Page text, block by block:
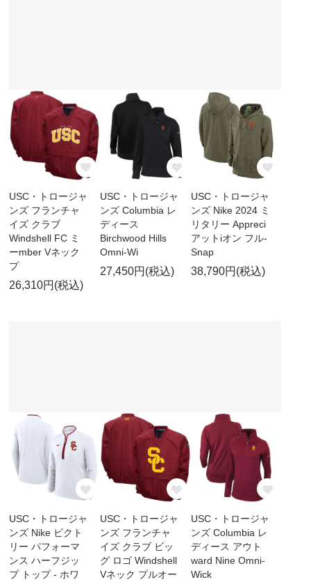
USC・トロージャ
ンズ フランチャ
イズ クラブ
Windshell FC ミ
ーmber Vネック
プ
26,310円(税込)
USC・トロージャ
ンズ Columbia レ
ディース
Birchwood Hills
Omni-Wi
27,450円(税込)
USC・トロージャ
ンズ Nike 2024 ミ
リタリー Appreci
アットiオン フル-
Snap
38,790円(税込)
USC・トロージャ
ンズ Nike ビクト
リー パフォーマ
ンス ハーフジッ
プ トップ - ホワ
USC・トロージャ
ンズ フランチャ
イズ クラブ ビッ
グ ロゴ Windshell
Vネック プルオー
USC・トロージャ
ンズ Columbia レ
ディース アウト
ward Nine Omni-
Wick